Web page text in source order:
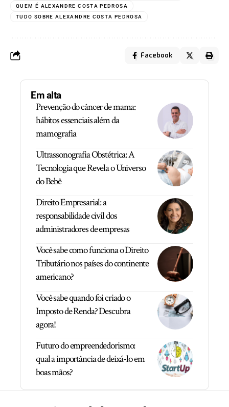
QUEM É ALEXANDRE COSTA PEDROSA
TUDO SOBRE ALEXANDRE COSTA PEDROSA
Facebook
Em alta
Prevenção do câncer de mama:
hábitos essenciais além da
mamografia
Ultrassonografia Obstétrica: A
Tecnologia que Revela o Universo
do Bebê
Direito Empresarial: a
responsabilidade civil dos
administradores de empresas
Você sabe como funciona o Direito
Tributário nos países do continente
americano?
Você sabe quando foi criado o
Imposto de Renda? Descubra
agora!
Futuro do empreendedorismo:
qual a importância de deixá-lo em
boas mãos?